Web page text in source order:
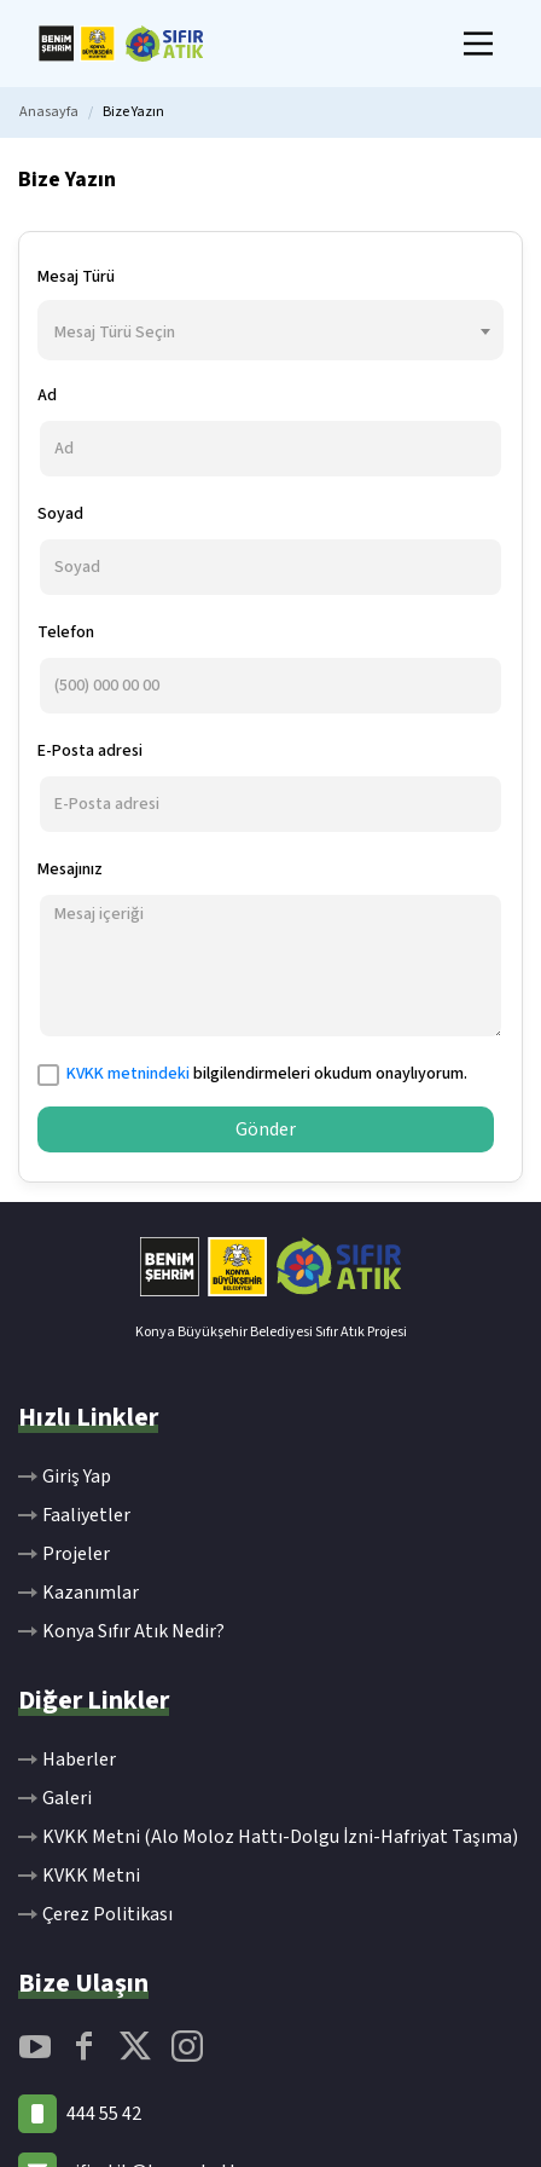
Anasayfa Bize Yazın
Bize Yazın
Mesaj Türü
Mesaj Türü Seçin
Ad
Soyad
Telefon
E-Posta adresi
Mesajınız
KVKK metnindekibilgilendirmeleri okudum onaylıyorum.
Gönder
Konya Büyükşehir Belediyesi Sıfır Atık Projesi
Hızlı Linkler
Giriş Yap
Faaliyetler
Projeler
Kazanımlar
Konya Sıfır Atık Nedir?
Diğer Linkler
Haberler
Galeri
KVKK Metni (Alo Moloz Hattı-Dolgu İzni-Hafriyat Taşıma)
KVKK Metni
Çerez Politikası
Bize Ulaşın
444 55 42